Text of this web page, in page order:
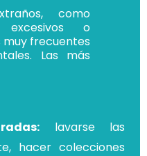
como
o
muy frecuentes
Las más
lavarse las
hacer colecciones